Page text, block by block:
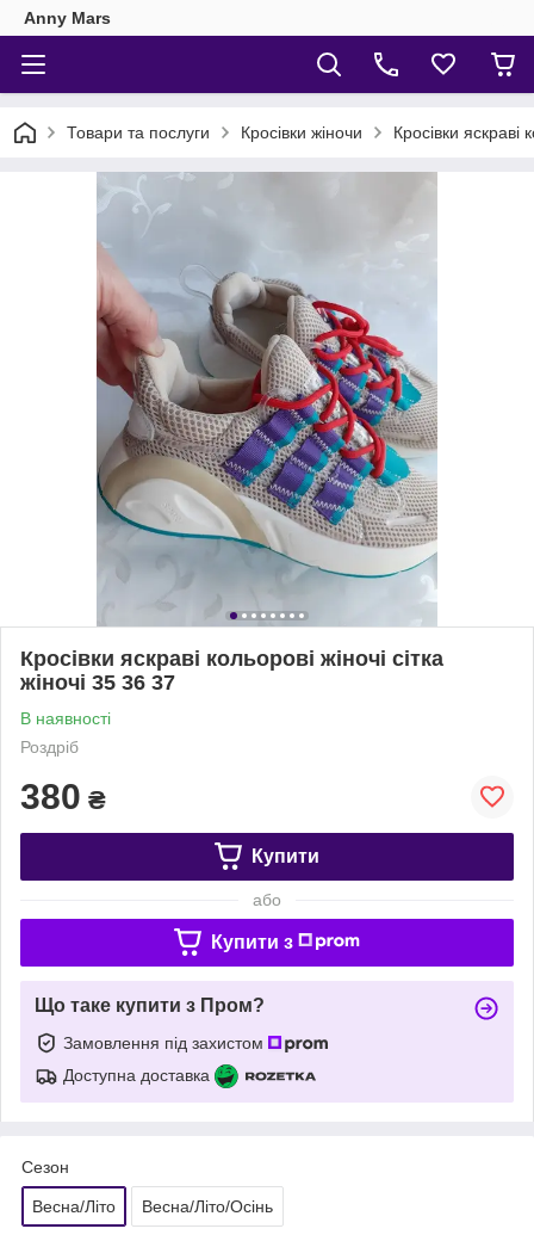
Anny Mars
Товари та послуги Кросівки жіночи Кросівки яскраві
Кросівки яскраві кольорові жіночі сітка
жіночі 35 36 37
В наявності
Роздріб
380 ₴
Купити
або
Купити з
Що таке купити з Пром?
Замовлення під захистом
Доступна доставка
Сезон
Весна/Літо Весна/Літо/Осінь